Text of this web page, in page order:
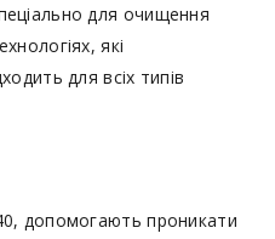
для очищення
які
для всіх типів
допомогають проникати